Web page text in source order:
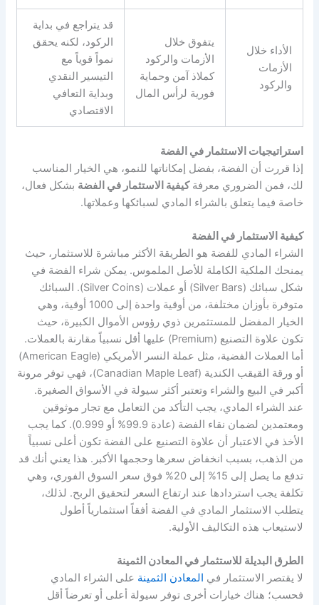
الأداء خلال
الأزمات
والركود
يتفوق خلال
الأزمات والركود
كملاذ آمن وحماية
فورية لرأس المال
قد يتراجع في بداية
الركود، لكنه يحقق
نمواً قوياً مع
التيسير النقدي
وبداية التعافي
الاقتصادي
استراتيجيات الاستثمار في الفضة
إذا قررت أن الفضة، بفضل إمكاناتها للنمو، هي الخيار المناسب
لك، فمن الضروري معرفة كيفية الاستثمار في الفضةبشكل فعال،
خاصة فيما يتعلق بالشراء المادي لسبائكها وعملاتها.
كيفية الاستثمار في الفضة
الشراء المادي للفضة هو الطريقة الأكثر مباشرة للاستثمار، حيث
يمنحك الملكية الكاملة للأصل الملموس. يمكن شراء الفضة في
شكل سبائك (Silver Bars) أو عملات (Silver Coins). السبائك
متوفرة بأوزان مختلفة، من أوقية واحدة إلى 1000 أوقية، وهي
الخيار المفضل للمستثمرين ذوي رؤوس الأموال الكبيرة، حيث
تكون علاوة التصنيع (Premium) عليها أقل نسبياً مقارنة بالعملات.
أما العملات الفضية، مثل عملة النسر الأمريكي (American Eagle)
أو ورقة القيقب الكندية (Canadian Maple Leaf)، فهي توفر مرونة
أكبر في البيع والشراء وتعتبر أكثر سيولة في الأسواق الصغيرة.
عند الشراء المادي، يجب التأكد من التعامل مع تجار موثوقين
ومعتمدين لضمان نقاء الفضة (عادة 99.9% أو 0.999). كما يجب
الأخذ في الاعتبار أن علاوة التصنيع على الفضة تكون أعلى نسبياً
من الذهب، بسبب انخفاض سعرها وحجمها الأكبر. هذا يعني أنك قد
تدفع ما يصل إلى 15% إلى 20% فوق سعر السوق الفوري، وهي
تكلفة يجب استردادها عند ارتفاع السعر لتحقيق الربح. لذلك،
يتطلب الاستثمار المادي في الفضة أفقاً استثمارياً أطول
لاستيعاب هذه التكاليف الأولية.
الطرق البديلة للاستثمار في المعادن الثمينة
لا يقتصر
الاستثمار في المعادن الثمينةعلى الشراء المادي
فحسب؛ هناك خيارات أخرى توفر سيولة أعلى أو تعرضاً أقل